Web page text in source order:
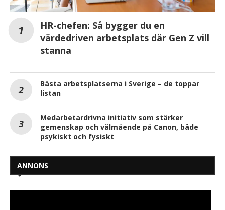
HR-chefen: Så bygger du en
värdedriven arbetsplats där Gen Z vill
stanna
Bästa arbetsplatserna i Sverige – de toppar
listan
Medarbetardrivna initiativ som stärker
gemenskap och välmående på Canon, både
psykiskt och fysiskt
ANNONS